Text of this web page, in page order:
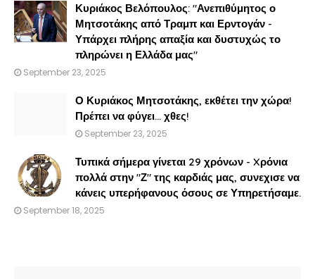
Κυριάκος Βελόπουλος: "Ανεπιθύμητος ο
Μητσοτάκης από Τραμπ και Ερντογάν -
Υπάρχει πλήρης απαξία και δυστυχώς το
πληρώνει η Ελλάδα μας"
September 23, 2025
Ο Κυριάκος Μητσοτάκης, εκθέτει την χώρα!
Πρέπει να φύγει… χθες!
September 23, 2025
Τυπικά σήμερα γίνεται 29 χρόνων - Xρόνια
πολλά στην "Ζ" της καρδιάς μας, συνεχισε να
κάνεις υπερήφανους όσους σε Υπηρετήσαμε.
September 18, 2025